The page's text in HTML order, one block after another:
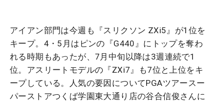
アイアン部門は今週も『スリクソン ZXi5』が1位を
キープ。4・5月はピンの『G440』にトップを奪わ
れる時期もあったが、7月中旬以降は3週連続で1
位。アスリートモデルの『ZXi7』も7位と上位をキ
ープしている。人気の要因についてPGAツアースー
パーストアつくば学園東大通り店の谷合信俊さんに